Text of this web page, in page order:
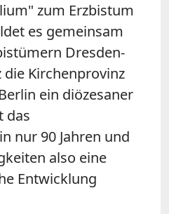
zum Erzbistum
es gemeinsam
Dresden-
Kirchenprovinz
ein diözesaner
das
nur 90 Jahren und
also eine
Entwicklung